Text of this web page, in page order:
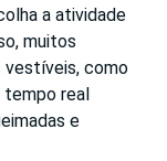
a atividade
muitos
vestíveis, como
tempo real
e